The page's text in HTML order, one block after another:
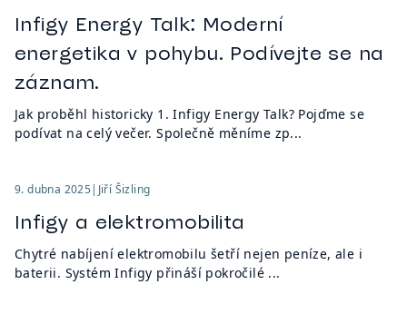
Infigy Energy Talk: Moderní
energetika v pohybu. Podívejte se na
záznam.
Jak proběhl historicky 1. Infigy Energy Talk? Pojďme se
podívat na celý večer. Společně měníme zp...
9. dubna 2025| Jiří Šizling
Infigy a elektromobilita
Chytré nabíjení elektromobilu šetří nejen peníze, ale i
baterii. Systém Infigy přináší pokročilé ...